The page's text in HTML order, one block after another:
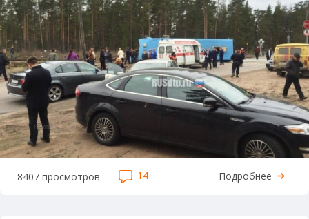
8407 просмотров 14 Подробнее